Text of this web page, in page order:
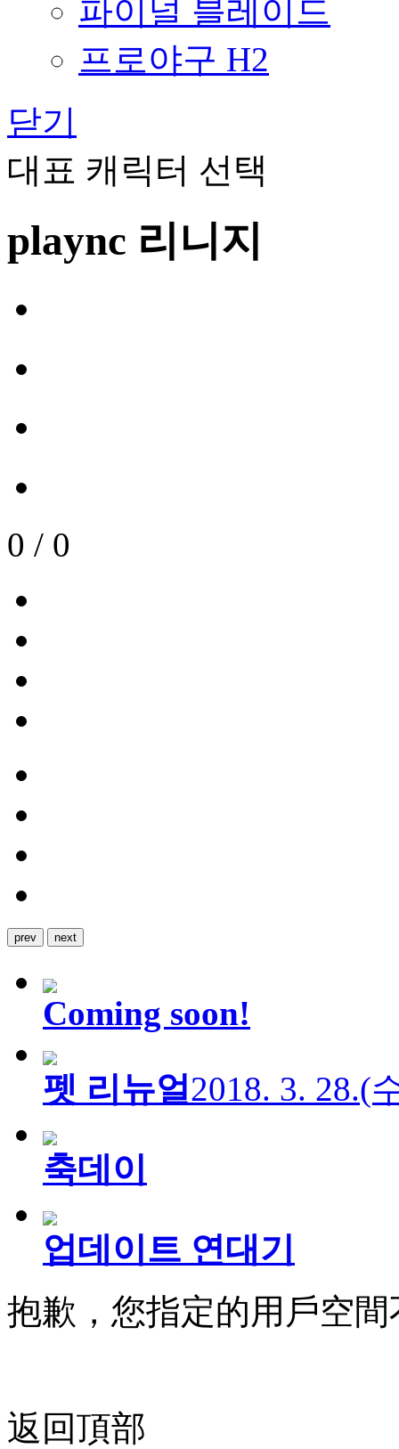
파이널 블레이드
프로야구 H2
닫기
대표 캐릭터 선택
plaync 리니지
0 / 0
prev next
Coming soon!
펫 리뉴얼2018. 3. 28.(
축데이
업데이트 연대기
抱歉，您指定的用戶空間
返回頂部